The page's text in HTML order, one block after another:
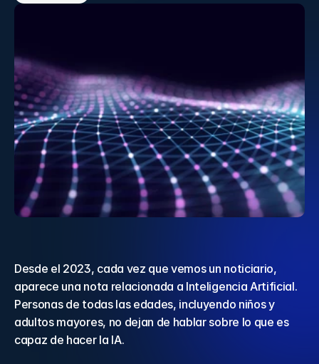
Desde el 2023, cada vez que vemos un noticiario,
aparece una nota relacionada a Inteligencia Artificial.
Personas de todas las edades, incluyendo niños y
adultos mayores, no dejan de hablar sobre lo que es
capaz de hacer la IA.